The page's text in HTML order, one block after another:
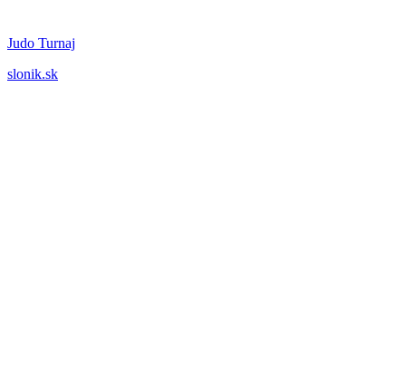
Judo Turnaj
slonik.sk